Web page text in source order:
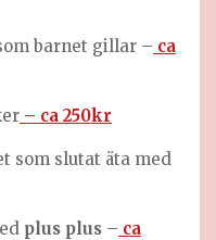
barnet gillar – ca
– ca 250kr
som slutat äta med
plus plus – ca